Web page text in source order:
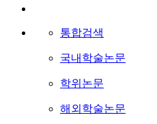
통합검색
국내학술논문
학위논문
해외학술논문